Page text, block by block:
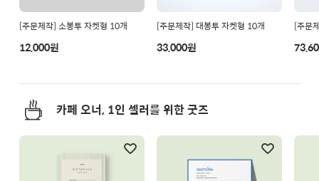
[주문제작] 소봉투 자켓형 10개
12,000원
[주문제작] 대봉투 자켓형 10개
33,000원
[주문
카페 오너, 1인 셀러를 위한 굿즈